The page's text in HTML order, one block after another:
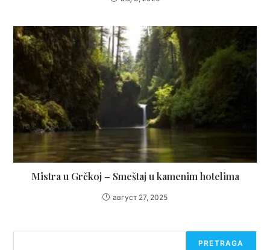
Mistra u Grčkoj – Smeštaj u kamenim hotelima
август 27, 2025
PRETRAGA